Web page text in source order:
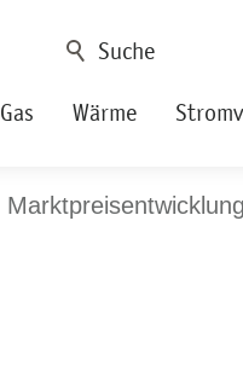
Gas Wärme